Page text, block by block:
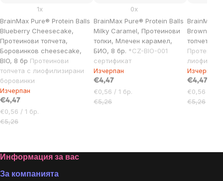
BrainMax Pure® Protein Balls
Blueberry Cheesecake,
Протеинови топчета,
Боровинков cheesecake,
BIO, 8 бр Протеинови
топчета с лиофилизирани
боровинки
1x
Изчерпан
€4,47
Цена
за
€0,56 / 1 бр.
€5,26
BrainMax Pure® Protein Balls
Milky Caramel, Протеинови
топки, Млечен карамел,
БИО, 8 бр. *CZ-BIO-001
сертификат
0x
Изчерпан
€4,47
Цена
за
€0,56 / 1 бр.
€5,26
BrainMax
Brownie,
топчета,
Изчерпан
€4,47
Цена
за
€0,56 / 1
€5,26
Footer
Информация за вас
За компанията